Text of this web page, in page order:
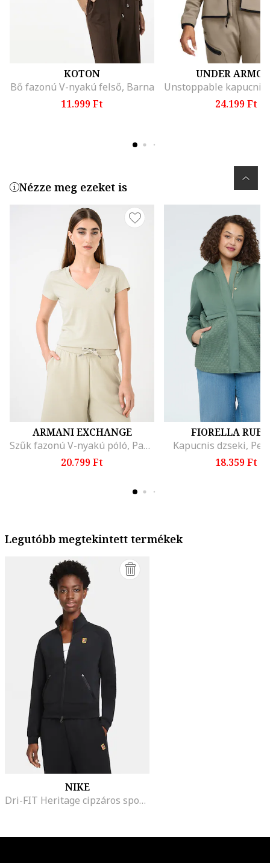
KOTON
Bő fazonú V-nyakú felső, Barna
11.999 Ft
UNDER
24.199 Ft
Nézze meg ezeket is
ARMANI EXCHANGE
Szűk fazonú V-nyakú póló, Pasztellzöld
20.799 Ft
FIORELLA
Kapucnis dzseki,
18.359 Ft
Legutóbb megtekintett termékek
NIKE
Dri-FIT Heritage cipzáros sportpulóver